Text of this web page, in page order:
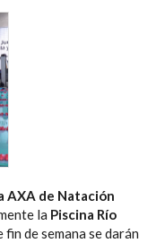
AXA de Natación
la Piscina Río
de semana se darán